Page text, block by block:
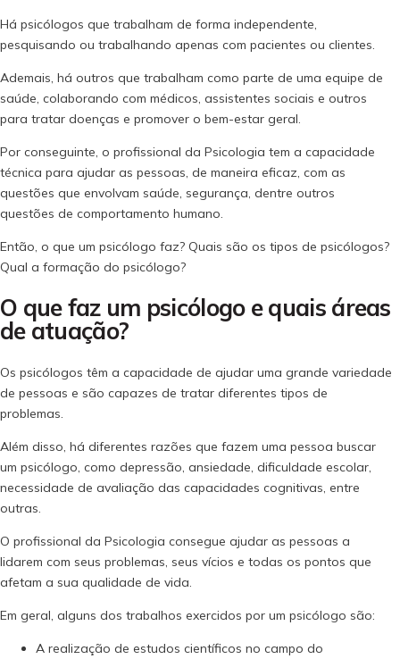
Há psicólogos que trabalham de forma independente,
pesquisando ou trabalhando apenas com pacientes ou clientes.
Ademais, há outros que trabalham como parte de uma equipe de
saúde, colaborando com médicos, assistentes sociais e outros
para tratar doenças e promover o bem-estar geral.
Por conseguinte, o profissional da Psicologia tem a capacidade
técnica para ajudar as pessoas, de maneira eficaz, com as
questões que envolvam saúde, segurança, dentre outros
questões de comportamento humano.
Então, o que um psicólogo faz? Quais são os tipos de psicólogos?
Qual a formação do psicólogo?
O que faz um psicólogo e quais áreas
de atuação?
Os psicólogos têm a capacidade de ajudar uma grande variedade
de pessoas e são capazes de tratar diferentes tipos de
problemas.
Além disso, há diferentes razões que fazem uma pessoa buscar
um psicólogo, como depressão, ansiedade, dificuldade escolar,
necessidade de avaliação das capacidades cognitivas, entre
outras.
O profissional da Psicologia consegue ajudar as pessoas a
lidarem com seus problemas, seus vícios e todas os pontos que
afetam a sua qualidade de vida.
Em geral, alguns dos trabalhos exercidos por um psicólogo são:
A realização de estudos científicos no campo do